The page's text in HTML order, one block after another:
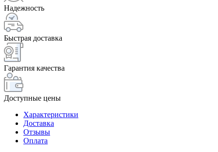
Надежность
Быстрая доставка
Гарантия качества
Доступные цены
Характеристики
Доставка
Отзывы
Оплата